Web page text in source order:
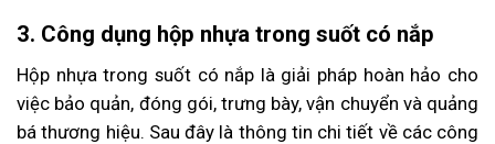
3. Công dụng hộp nhựa trong suốt có nắp
Hộp nhựa trong suốt có nắp là giải pháp hoàn hảo cho
việc bảo quản, đóng gói, trưng bày, vận chuyển và quảng
bá thương hiệu. Sau đây là thông tin chi tiết về các công